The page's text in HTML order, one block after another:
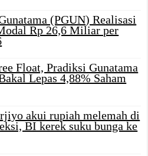
(PGUN) Realisasi
Rp 26,6 Miliar per
Float, Pradiksi Gunatama
Lepas 4,88% Saham
akui rupiah melemah di
BI kerek suku bunga ke